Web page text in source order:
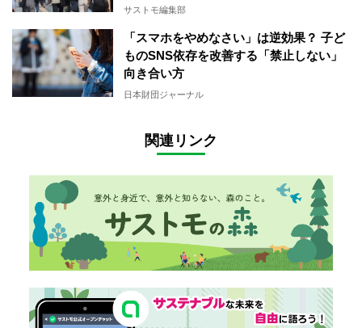
サストモ編集部
「スマホをやめなさい」は逆効果？ 子ど
ものSNS依存を改善する「禁止しない」
向き合い方
日本財団ジャーナル
関連リンク